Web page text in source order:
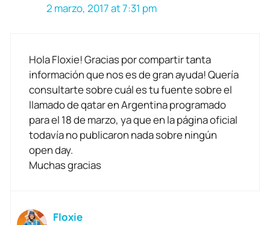
2 marzo, 2017 at 7:31 pm
Hola Floxie! Gracias por compartir tanta
información que nos es de gran ayuda! Quería
consultarte sobre cuál es tu fuente sobre el
llamado de qatar en Argentina programado
para el 18 de marzo, ya que en la página oficial
todavía no publicaron nada sobre ningún
open day.
Muchas gracias
Floxie